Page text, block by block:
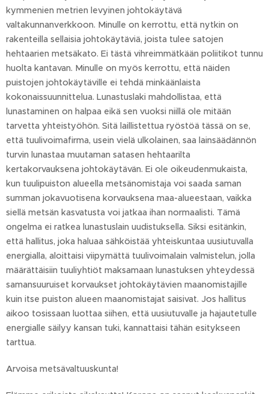
kymmenien metrien levyinen johtokäytävä
valtakunnanverkkoon. Minulle on kerrottu, että nytkin on
rakenteilla sellaisia johtokäytäviä, joista tulee satojen
hehtaarien metsäkato. Ei tästä vihreimmätkään poliitikot tunnu
huolta kantavan. Minulle on myös kerrottu, että näiden
puistojen johtokäytäville ei tehdä minkäänlaista
kokonaissuunnittelua. Lunastuslaki mahdollistaa, että
lunastaminen on halpaa eikä sen vuoksi niillä ole mitään
tarvetta yhteistyöhön. Sitä laillistettua ryöstöä tässä on se,
että tuulivoimafirma, usein vielä ulkolainen, saa lainsäädännön
turvin lunastaa muutaman satasen hehtaarilta
kertakorvauksena johtokäytävän. Ei ole oikeudenmukaista,
kun tuulipuiston alueella metsänomistaja voi saada saman
summan jokavuotisena korvauksena maa-alueestaan, vaikka
siellä metsän kasvatusta voi jatkaa ihan normaalisti. Tämä
ongelma ei ratkea lunastuslain uudistuksella. Siksi esitänkin,
että hallitus, joka haluaa sähköistää yhteiskuntaa uusiutuvalla
energialla, aloittaisi viipymättä tuulivoimalain valmistelun, jolla
määrättäisiin tuuliyhtiöt maksamaan lunastuksen yhteydessä
samansuuruiset korvaukset johtokäytävien maanomistajille
kuin itse puiston alueen maanomistajat saisivat. Jos hallitus
aikoo tosissaan luottaa siihen, että uusiutuvalle ja hajautetulle
energialle säilyy kansan tuki, kannattaisi tähän esitykseen
tarttua.
Arvoisa metsävaltuuskunta!